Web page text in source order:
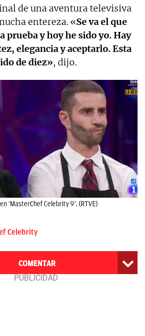
de una aventura televisiva
entereza. «Se va el que
prueba y hoy he sido yo. Hay
elegancia y aceptarlo. Esta
de diez», dijo.
‘MasterChef Celebrity 9’. (RTVE)
Celebrity
COMENTAR